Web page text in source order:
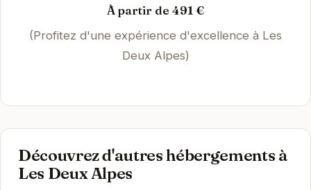
À partir de 491 €
(Profitez d'une expérience d'excellence à Les
Deux Alpes)
Découvrez d'autres hébergements à
Les Deux Alpes